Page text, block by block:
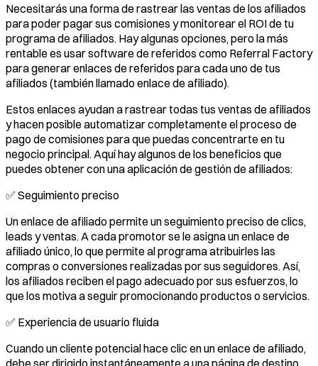
Necesitarás una forma de rastrear las ventas de los afiliados
para poder pagar sus comisiones y monitorear el ROI de tu
programa de afiliados. Hay algunas opciones, pero la más
rentable es usar software de referidos como Referral Factory
para generar enlaces de referidos para cada uno de tus
afiliados (también llamado enlace de afiliado).
Estos enlaces ayudan a rastrear todas tus ventas de afiliados
y hacen posible automatizar completamente el proceso de
pago de comisiones para que puedas concentrarte en tu
negocio principal. Aquí hay algunos de los beneficios que
puedes obtener con una aplicación de gestión de afiliados:
✅ Seguimiento preciso
Un enlace de afiliado permite un seguimiento preciso de clics,
leads y ventas. A cada promotor se le asigna un enlace de
afiliado único, lo que permite al programa atribuirles las
compras o conversiones realizadas por sus seguidores. Así,
los afiliados reciben el pago adecuado por sus esfuerzos, lo
que los motiva a seguir promocionando productos o servicios.
✅ Experiencia de usuario fluida
Cuando un cliente potencial hace clic en un enlace de afiliado,
debe ser dirigido instantáneamente a una página de destino